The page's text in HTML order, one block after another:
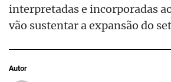
interpretadas e incorporadas
vão sustentar a expansão do
Autor